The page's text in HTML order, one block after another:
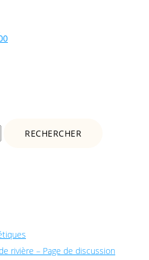
rivière – Page de discussion